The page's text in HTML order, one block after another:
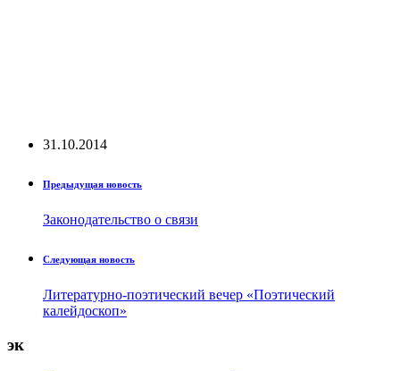
31.10.2014
Предыдущая новость
Законодательство о связи
Следующая новость
Литературно-поэтический вечер «Поэтический
калейдоскоп»
эк